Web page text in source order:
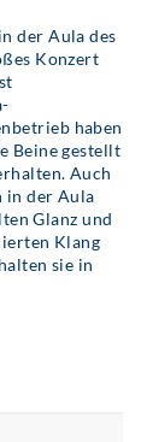
der Aula des
Konzert
haben
Beine gestellt
Auch
in der Aula
Glanz und
Klang
sie in